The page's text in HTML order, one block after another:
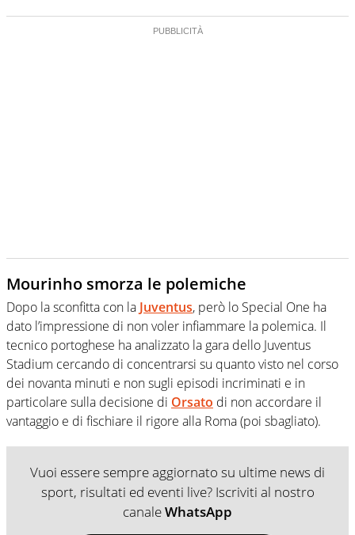
Mourinho smorza le polemiche
Dopo la sconfitta con la Juventus, però lo Special One ha
dato l’impressione di non voler infiammare la polemica. Il
tecnico portoghese ha analizzato la gara dello Juventus
Stadium cercando di concentrarsi su quanto visto nel corso
dei novanta minuti e non sugli episodi incriminati e in
particolare sulla decisione di Orsato di non accordare il
vantaggio e di fischiare il rigore alla Roma (poi sbagliato).
Vuoi essere sempre aggiornato su ultime news di
sport, risultati ed eventi live? Iscriviti al nostro
canaleWhatsApp